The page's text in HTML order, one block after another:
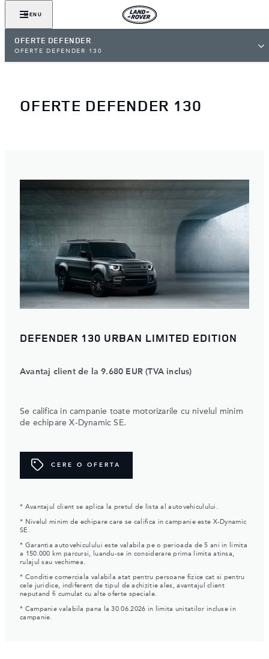
MENU
OFERTE DEFENDER
OFERTE DEFENDER 130
OFERTE DEFENDER 130
DEFENDER 130 URBAN LIMITED EDITION
Avantaj client de la 9.680 EUR (TVA inclus)
Se califica in campanie toate motorizarile cu nivelul minim
de echipare X-Dynamic SE.
CERE O OFERTA
* Avantajul client se aplica la pretul de lista al autovehiculului.
* Nivelul minim de echipare care se califica in campanie este X-Dynamic
SE.
* Garantia autovehiculului este valabila pe o perioada de 5 ani in limita
a 150.000 km parcursi, luandu-se in considerare prima limita atinsa,
rulajul sau vechimea.
* Conditie comerciala valabila atat pentru persoane fizice cat si pentru
cele juridice, indiferent de tipul de achizitie ales, avantajul client
neputand fi cumulat cu alte oferte speciale.
* Campanie valabila pana la 30.06.2026 in limita unitatilor incluse in
campanie.